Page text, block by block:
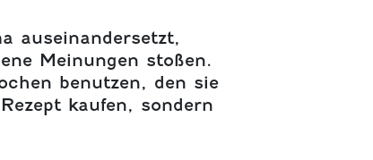
auseinandersetzt,
Meinungen stoßen.
benutzen, den sie
kaufen, sondern